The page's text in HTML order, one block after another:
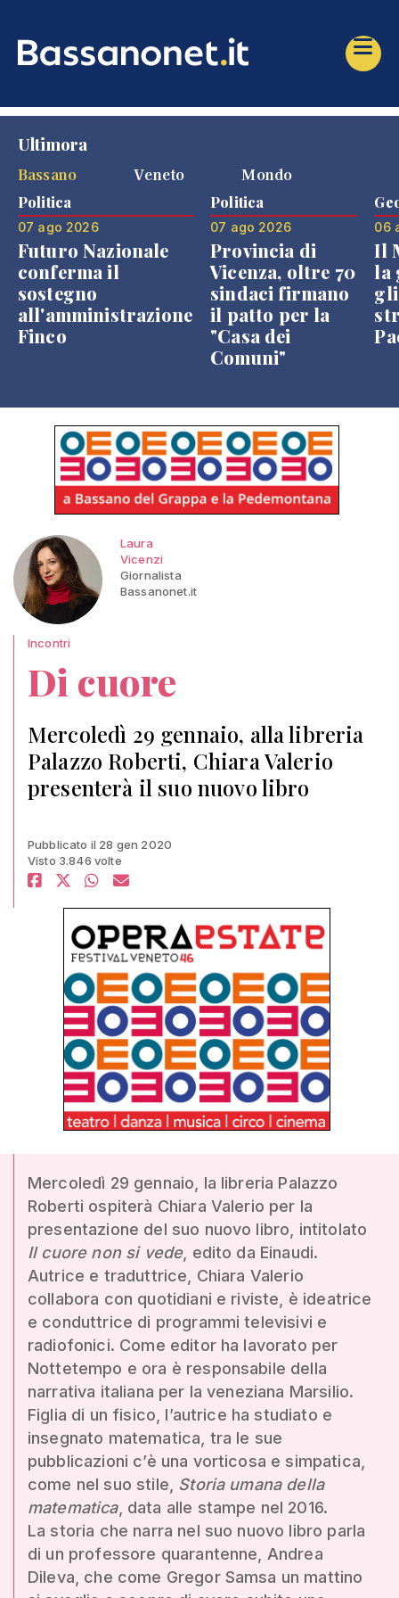
Ultimora
Bassano
Veneto Mondo
Politica
07 ago 2026
Futuro Nazionale
conferma il
sostegno
all'amministrazione
Finco
Politica
07 ago 2026
Provincia di
Vicenza, oltre 70
sindaci firmano
il patto per la
"Casa dei
Comuni"
06
Il
la
Laura
Vicenzi
Giornalista
Bassanonet.it
Incontri
Di cuore
Mercoledì 29 gennaio, alla libreria
Palazzo Roberti, Chiara Valerio
presenterà il suo nuovo libro
Pubblicato il 28 gen 2020
Visto 3.846 volte
Mercoledì 29 gennaio, la libreria Palazzo
Roberti ospiterà Chiara Valerio per la
presentazione del suo nuovo libro, intitolato
Il cuore non si vede, edito da Einaudi.
Autrice e traduttrice, Chiara Valerio
collabora con quotidiani e riviste, è ideatrice
e conduttrice di programmi televisivi e
radiofonici. Come editor ha lavorato per
Nottetempo e ora è responsabile della
narrativa italiana per la veneziana Marsilio.
Figlia di un fisico, l’autrice ha studiato e
insegnato matematica, tra le sue
pubblicazioni c’è una vorticosa e simpatica,
come nel suo stile, Storia umana della
matematica, data alle stampe nel 2016.
La storia che narra nel suo nuovo libro parla
di un professore quarantenne, Andrea
Dileva, che come Gregor Samsa un mattino